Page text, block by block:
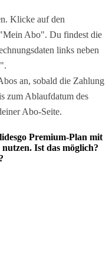
Klicke auf den
Abo". Du findest die
links neben
an, sobald die Zahlung
zum Ablaufdatum des
Abo-Seite.
Premium-Plan mit
Ist das möglich?